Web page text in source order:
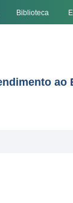
Biblioteca
ao